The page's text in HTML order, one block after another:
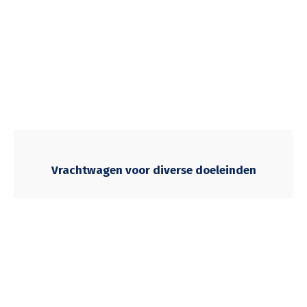
Vrachtwagen voor diverse doeleinden